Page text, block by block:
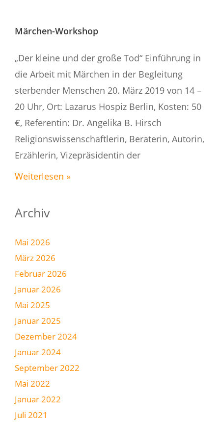
Märchen-Workshop
„Der kleine und der große Tod“ Einführung in
die Arbeit mit Märchen in der Begleitung
sterbender Menschen 20. März 2019 von 14 –
20 Uhr, Ort: Lazarus Hospiz Berlin, Kosten: 50
€, Referentin: Dr. Angelika B. Hirsch
Religionswissenschaftlerin, Beraterin, Autorin,
Erzählerin, Vizepräsidentin der
Weiterlesen »
Archiv
Mai 2026
März 2026
Februar 2026
Januar 2026
Mai 2025
Januar 2025
Dezember 2024
Januar 2024
September 2022
Mai 2022
Januar 2022
Juli 2021